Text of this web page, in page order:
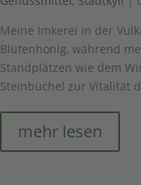
Meine Imkerei in der
Blütenhonig, während
Standplätzen wie dem
Steinbüchel zur Vitalität
mehr lesen